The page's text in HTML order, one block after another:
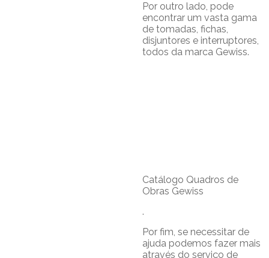
Por outro lado, pode
encontrar um vasta gama
de tomadas, fichas,
disjuntores e interruptores,
todos da marca Gewiss.
Catálogo Quadros de
Obras Gewiss
.
Por fim, se necessitar de
ajuda podemos fazer mais
através do serviço de